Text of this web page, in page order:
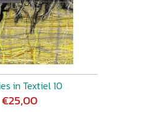
in Textiel 10
€25,00